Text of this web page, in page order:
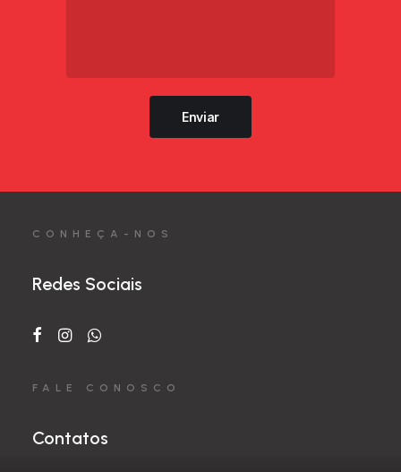
Enviar
CONHEÇA-NOS
Redes Sociais
FALE CONOSCO
Contatos